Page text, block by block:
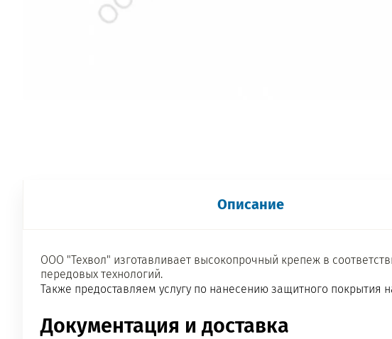
Описание
ООО "Техвол" изготавливает высокопрочный крепеж в
передовых технологий.
Также предоставляем услугу по нанесению защитного
Документация и доставка